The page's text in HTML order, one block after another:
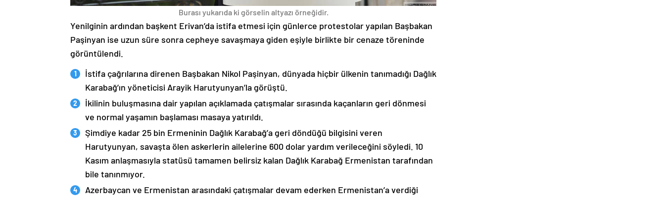
Burası yukarıda ki görselin altyazı örneğidir.
Yenilginin ardından başkent Erivan’da istifa etmesi için günlerce protestolar yapılan Başbakan
Paşinyan ise uzun süre sonra cepheye savaşmaya giden eşiyle birlikte bir cenaze töreninde
görüntülendi.
İstifa çağrılarına direnen Başbakan Nikol Paşinyan, dünyada hiçbir ülkenin tanımadığı Dağlık
Karabağ’ın yöneticisi Arayik Harutyunyan’la görüştü.
İkilinin buluşmasına dair yapılan açıklamada çatışmalar sırasında kaçanların geri dönmesi
ve normal yaşamın başlaması masaya yatırıldı.
Şimdiye kadar 25 bin Ermeninin Dağlık Karabağ’a geri döndüğü bilgisini veren
Harutyunyan, savaşta ölen askerlerin ailelerine 600 dolar yardım verileceğini söyledi. 10
Kasım anlaşmasıyla statüsü tamamen belirsiz kalan Dağlık Karabağ Ermenistan tarafından
bile tanınmıyor.
Azerbaycan ve Ermenistan arasındaki çatışmalar devam ederken Ermenistan’a verdiği